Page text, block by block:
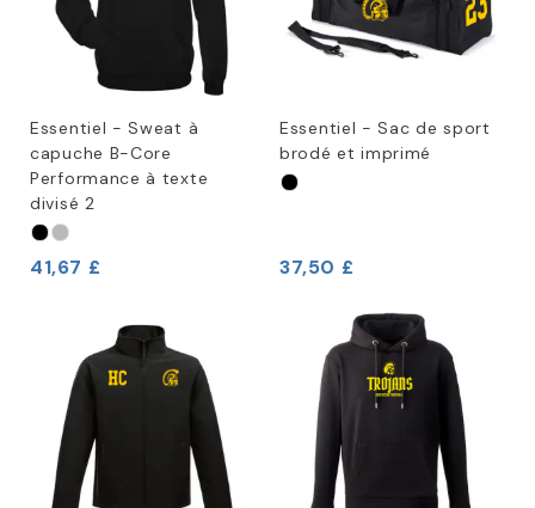
Essentiel - Sweat à
capuche B-Core
Performance à texte
divisé 2
41,67 £
Essentiel - Sac de sport
brodé et imprimé
37,50 £